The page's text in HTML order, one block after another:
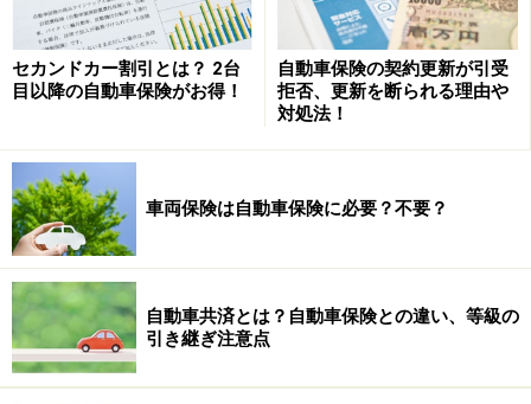
セカンドカー割引とは？ 2台
目以降の自動車保険がお得！
自動車保険の契約更新が引受
拒否、更新を断られる理由や
対処法！
車両保険は自動車保険に必要？不要？
自動車共済とは？自動車保険との違い、等級の
引き継ぎ注意点